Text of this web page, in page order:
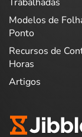
Modelos de
Ponto
Recursos de
Horas
Artigos